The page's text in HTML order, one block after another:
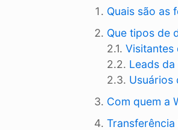
Quais são as
Que tipos de
2.1. Visitantes
2.2. Leads da
2.3. Usuários
Com quem a